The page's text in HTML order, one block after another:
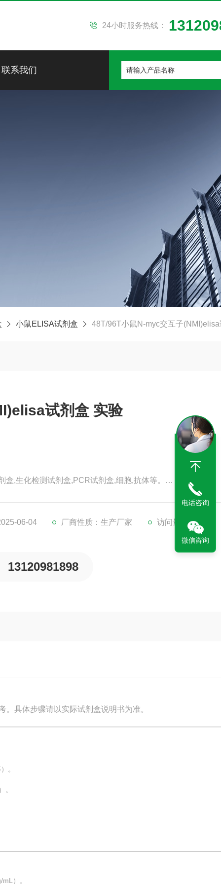
24小时服务热线：
联系我们
小鼠ELISA试剂盒 48T/96T小鼠N-myc交互子
试剂盒 实验
,生化检测试剂盒,PCR试剂盒,细胞,抗体等。
06-04
厂商性质：生产厂家 访问量：161
13120981898
。具体步骤请以实际试剂盒说明书为准。
。
。
）。
电话咨询
微信咨询